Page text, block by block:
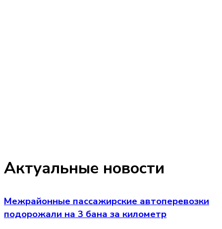
Актуальные новости
Межрайонные пассажирские автоперевозки
подорожали на 3 бана за километр